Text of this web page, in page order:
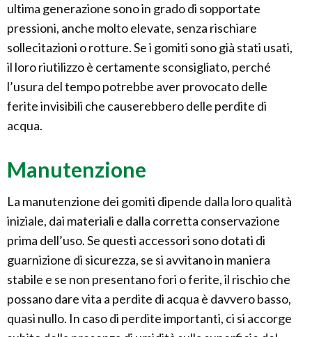
ultima generazione sono in grado di sopportate
pressioni, anche molto elevate, senza rischiare
sollecitazioni o rotture. Se i gomiti sono già stati usati,
il loro riutilizzo è certamente sconsigliato, perché
l’usura del tempo potrebbe aver provocato delle
ferite invisibili che causerebbero delle perdite di
acqua.
Manutenzione
La manutenzione dei gomiti dipende dalla loro qualità
iniziale, dai materiali e dalla corretta conservazione
prima dell’uso. Se questi accessori sono dotati di
guarnizione di sicurezza, se si avvitano in maniera
stabile e se non presentano fori o ferite, il rischio che
possano dare vita a perdite di acqua è davvero basso,
quasi nullo. In caso di perdite importanti, ci si accorge